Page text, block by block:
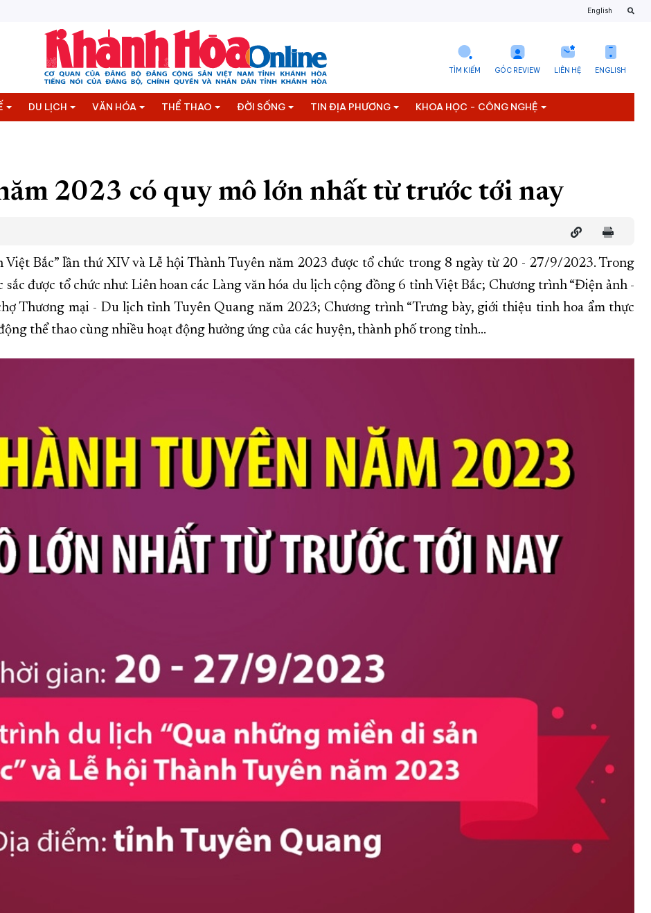
English
ENGLISH
LIÊN HỆ
GÓC REVIEW
TÌM KIẾM
DU LỊCH VĂN HÓA THỂ THAO ĐỜI SỐNG TIN ĐỊA PHƯƠNG KHOA HỌC - CÔNG NGHỆ
2023 có quy mô lớn nhất từ trước tới nay
Bắc” lần thứ XIV và Lễ hội Thành Tuyên năm 2023 được tổ chức trong 8 ngày từ 20 - 27/9/2023. Trong
được tổ chức như: Liên hoan các Làng văn hóa du lịch cộng đồng 6 tỉnh Việt Bắc; Chương trình “Điện ảnh -
Thương mại - Du lịch tỉnh Tuyên Quang năm 2023; Chương trình “Trưng bày, giới thiệu tinh hoa ẩm thực
thể thao cùng nhiều hoạt động hưởng ứng của các huyện, thành phố trong tỉnh...